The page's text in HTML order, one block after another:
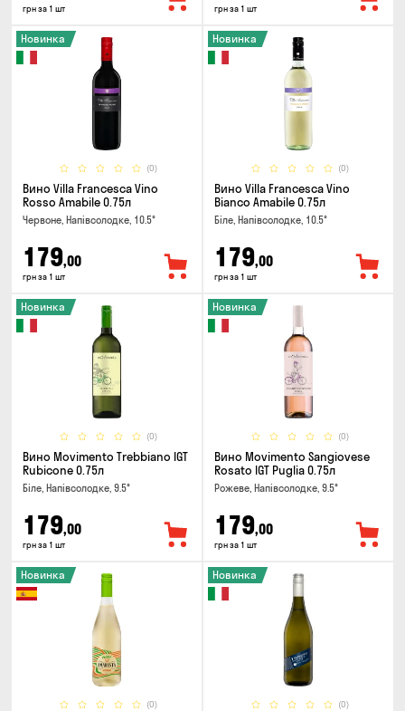
грн за 1 шт грн за 1 шт
(0)
Новинка
Вино Villa Francesca Vino
Rosso Amabile 0.75л
Червоне, Напівсолодке, 10.5°
179,00
грн за 1 шт
(0)
Новинка
Вино Villa Francesca Vino
Bianco Amabile 0.75л
Біле, Напівсолодке, 10.5°
179,00
грн за 1 шт
(0)
Новинка
Вино Movimento Trebbiano IGT
Rubicone 0.75л
Біле, Напівсолодке, 9.5°
179,00
грн за 1 шт
(0)
Новинка
Вино Movimento Sangiovese
Rosato IGT Puglia 0.75л
Рожеве, Напівсолодке, 9.5°
179,00
грн за 1 шт
(0)
Новинка
(0)
Новинка